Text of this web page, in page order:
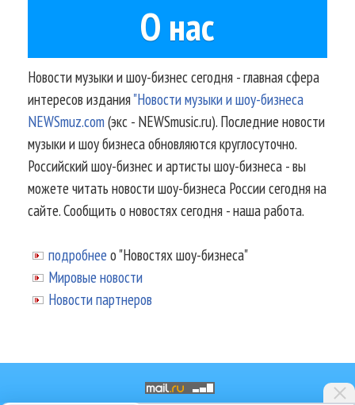
О нас
Новости музыки и шоу-бизнес сегодня - главная сфера
интересов издания"Новости музыки и шоу-бизнеса
NEWSmuz.com(экс - NEWSmusic.ru). Последние новости
музыки и шоу бизнеса обновляются круглосуточно.
Российский шоу-бизнес и артисты шоу-бизнеса - вы
можете читать новости шоу-бизнеса России сегодня на
сайте. Сообщить о новостях сегодня - наша работа.
подробнее о "Новостях шоу-бизнеса"
Мировые новости
Новости партнеров